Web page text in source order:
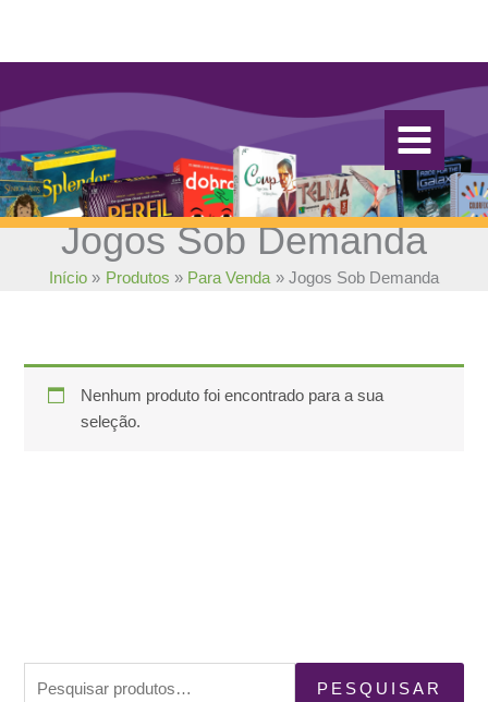
conteúdo
Jogos Sob Demanda
Início Produtos Para Venda Jogos Sob Demanda
Nenhum produto foi encontrado para a sua
seleção.
PESQUISAR